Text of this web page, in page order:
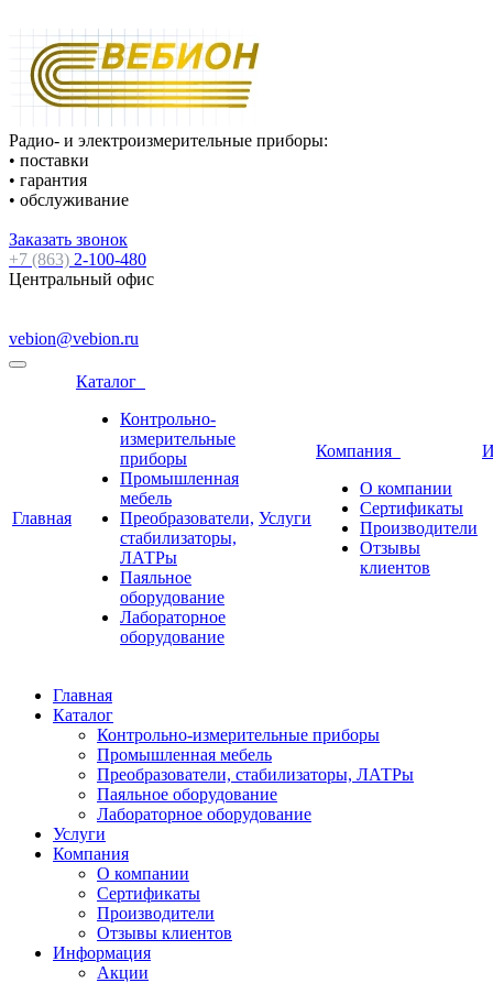
Радио- и электроизмерительные приборы:
• поставки
• гарантия
• обслуживание
Заказать звонок
+7 (863) 2-100-480
Центральный офис
vebion@vebion.ru
Главная
Каталог
Контрольно-
измерительные
приборы
Промышленная
мебель
Преобразователи,
стабилизаторы,
ЛАТРы
Паяльное
оборудование
Лабораторное
оборудование
Услуги
Компания
О компании
Сертификаты
Производители
Отзывы
клиентов
Главная
Каталог
Контрольно-измерительные приборы
Промышленная мебель
Преобразователи, стабилизаторы, ЛАТРы
Паяльное оборудование
Лабораторное оборудование
Услуги
Компания
О компании
Сертификаты
Производители
Отзывы клиентов
Информация
Акции